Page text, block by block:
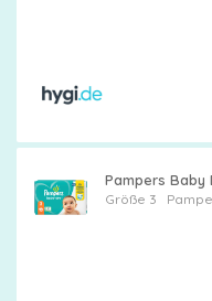
Pampers Baby
Größe 3